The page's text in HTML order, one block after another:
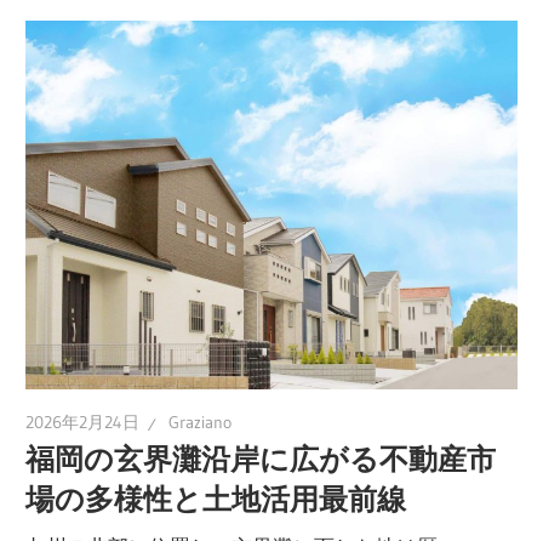
功
の
ス
テ
ッ
プ
を
解
説！
2026年2月24日 Graziano
福岡の玄界灘沿岸に広がる不動産市
場の多様性と土地活用最前線